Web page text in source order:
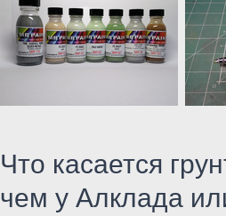
Что касается
чем у Алклада